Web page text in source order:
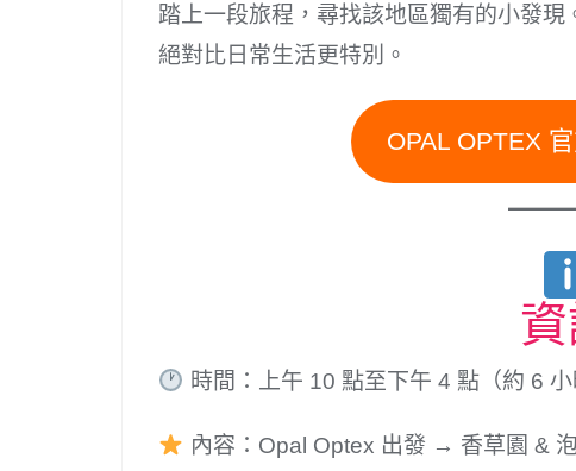
踏上一段旅程，尋找該地區獨有的小發
絕對比日常生活更特別。
OPAL OPTEX
時間：上午 10 點至下午 4 點（約 6 小
內容：Opal​​ Optex 出發 → 香草園 &